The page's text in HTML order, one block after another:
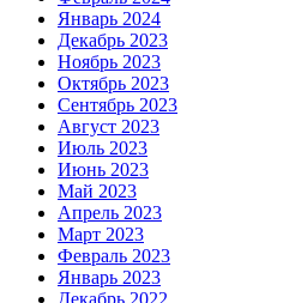
Январь 2024
Декабрь 2023
Ноябрь 2023
Октябрь 2023
Сентябрь 2023
Август 2023
Июль 2023
Июнь 2023
Май 2023
Апрель 2023
Март 2023
Февраль 2023
Январь 2023